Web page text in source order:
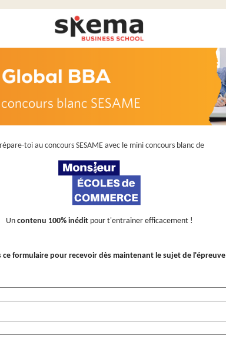
toi au concours SESAME avec le mini concours blanc de
Un contenu 100% inédit pour t'entrainer efficacement !
ce formulaire pour recevoir dès maintenant le sujet de l'épreuve